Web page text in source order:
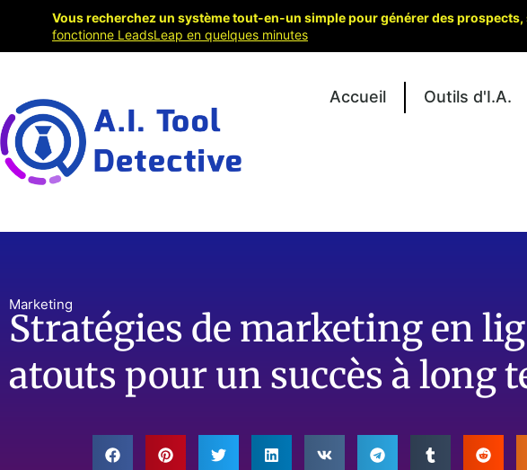
Accueil Outils d'I.A.
Marketing
Stratégies de marketing en
atouts pour un succès à long
Vous recherchez un système tout-en-un simple pour générer des
fonctionne LeadsLeap en quelques minutes